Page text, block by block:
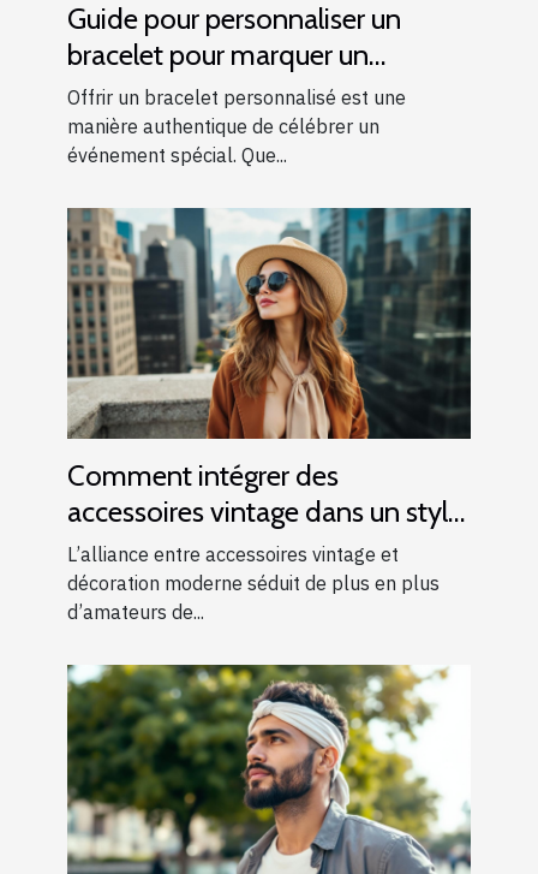
Guide pour personnaliser un
bracelet pour marquer un
événement spécial
Offrir un bracelet personnalisé est une
manière authentique de célébrer un
événement spécial. Que...
Comment intégrer des
accessoires vintage dans un style
moderne ?
L’alliance entre accessoires vintage et
décoration moderne séduit de plus en plus
d’amateurs de...